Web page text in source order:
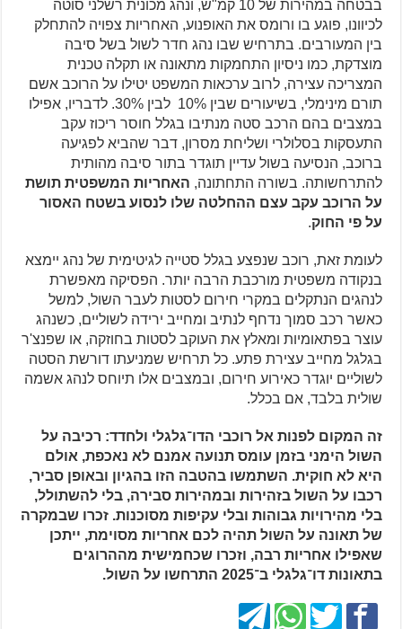
בבטחה במהירות של 10 קמ"ש, ונהג מכונית רשלני סוטה
לכיוונו, פוגע בו ורומס את האופנוע, האחריות צפויה להתחלק
בין המעורבים. בתרחיש שבו נהג חדר לשול בשל סיבה
מוצדקת, כמו ניסיון התחמקות מתאונה או תקלה טכנית
המצריכה עצירה, לרוב ערכאות המשפט יטילו על הרוכב אשם
תורם מינימלי, בשיעורים שבין 10% לבין 30%. לדבריו, אפילו
במצבים בהם הרכב סטה מנתיבו בגלל חוסר ריכוז עקב
התעסקות בסלולרי ושליחת מסרון, דבר שהביא לפגיעה
ברוכב, הנסיעה בשול עדיין תוגדר בתור סיבה מהותית
להתרחשותה. בשורה התחתונה, האחריות המשפטית תושת
על הרוכב עקב עצם ההחלטה שלו לנסוע בשטח האסור
על פי החוק.
לעומת זאת, רוכב שנפצע בגלל סטייה לגיטימית של נהג יימצא
בנקודה משפטית מורכבת הרבה יותר. הפסיקה מאפשרת
לנהגים הנתקלים במקרי חירום לסטות לעבר השול, למשל
כאשר רכב סמוך נדחף לנתיב ומחייב ירידה לשוליים, כשנהג
עוצר בפתאומיות ומאלץ את העוקב לסטות בחוזקה, או שפנצ'ר
בגלגל מחייב עצירת פתע. כל תרחיש שמניעתו דורשת הסטה
לשוליים יוגדר כאירוע חירום, ובמצבים אלו תיוחס לנהג אשמה
שולית בלבד, אם בכלל.
זה המקום לפנות אל רוכבי הדו־גלגלי ולחדד: רכיבה על
השול הימני בזמן עומס תנועה אמנם לא נאכפת, אולם
היא לא חוקית. השתמשו בהטבה הזו בהגיון ובאופן סביר,
רכבו על השול בזהירות ובמהירות סבירה, בלי להשתולל,
בלי מהירויות גבוהות ובלי עקיפות מסוכנות. זכרו שבמקרה
של תאונה על השול תהיה לכם אחריות מסוימת, ייתכן
שאפילו אחריות רבה, וזכרו שכחמישית מההרוגים
בתאונות דו־גלגלי ב־2025 התרחשו על השול.